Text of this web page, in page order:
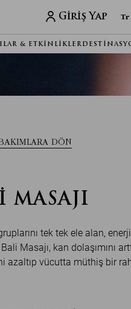
Tr
Giriş Yap
& ETKINLIKLER
DÖN
MASAJI
tek tek ele alan,
Masajı, kan dolaşımını
azaltıp vücutta müthiş bir